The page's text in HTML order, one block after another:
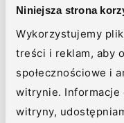
Niniejsza strona
Wykorzystujemy
treści i reklam, aby
społecznościowe i
witrynie. Informacje
witryny,